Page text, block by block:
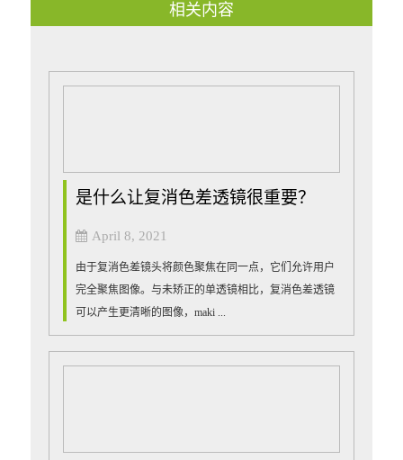
相关内容
是什么让复消色差透镜很重要？
April 8, 2021
由于复消色差镜头将颜色聚焦在同一点，它们允许用户
完全聚焦图像。与未矫正的单透镜相比，复消色差透镜
可以产生更清晰的图像，maki ...